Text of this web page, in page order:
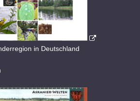
in Deutschland